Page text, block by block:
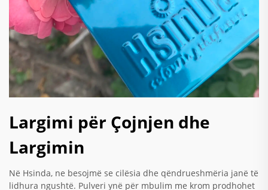
Largimi për Çojnjen dhe
Largimin
Në Hsinda, ne besojmë se cilësia dhe qëndrueshmëria janë të
lidhura ngushtë. Pulveri ynë për mbulim me krom prodhohet